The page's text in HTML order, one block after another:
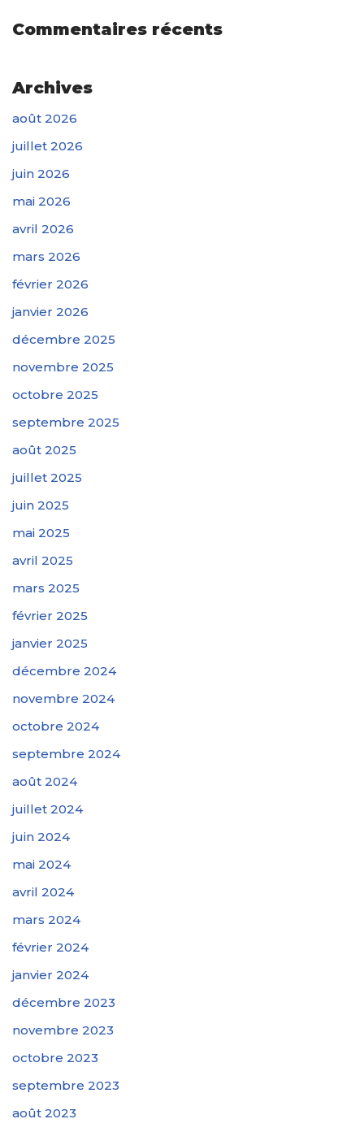
Commentaires récents
Archives
août 2026
juillet 2026
juin 2026
mai 2026
avril 2026
mars 2026
février 2026
janvier 2026
décembre 2025
novembre 2025
octobre 2025
septembre 2025
août 2025
juillet 2025
juin 2025
mai 2025
avril 2025
mars 2025
février 2025
janvier 2025
décembre 2024
novembre 2024
octobre 2024
septembre 2024
août 2024
juillet 2024
juin 2024
mai 2024
avril 2024
mars 2024
février 2024
janvier 2024
décembre 2023
novembre 2023
octobre 2023
septembre 2023
août 2023